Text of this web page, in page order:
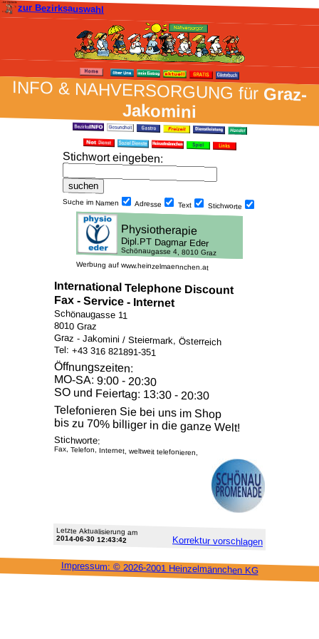
zur Bezirksauswahl
INFO & NAH­VER­SORG­UNG fürGraz-
Jakomini
Stich­wort ein­geben:
Suche im Namen Adresse Text Stich­worte
Werbung auf www.heinzelmaennchen.at
International Telephone Discount
Fax - Service - Internet
Schönaugasse 11
8010 Graz
Graz - Jakomini / Steiermark, Österreich
Tel: +43 316 821891-351
Öffnungszeiten:
MO-SA: 9:00 - 20:30
SO und Feiertag: 13:30 - 20:30
Telefonieren Sie bei uns im Shop
bis zu 70% billiger in die ganze Welt!
Stichworte:
Fax, Telefon, Internet, weltweit telefonieren,
Letzte Aktu­alisie­rung am
2014-06-30 12:43:42 Korrektur vor­schlagen
Impressum: © 2026-2001 Heinzel­männchen KG